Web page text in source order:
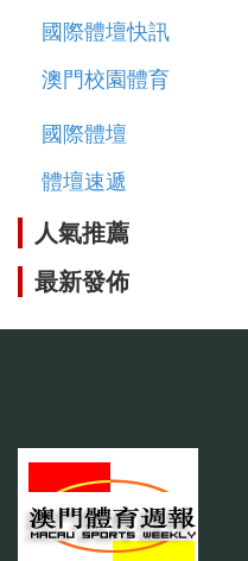
國際體壇快訊
澳門校園體育
國際體壇
體壇速遞
人氣推薦
最新發佈